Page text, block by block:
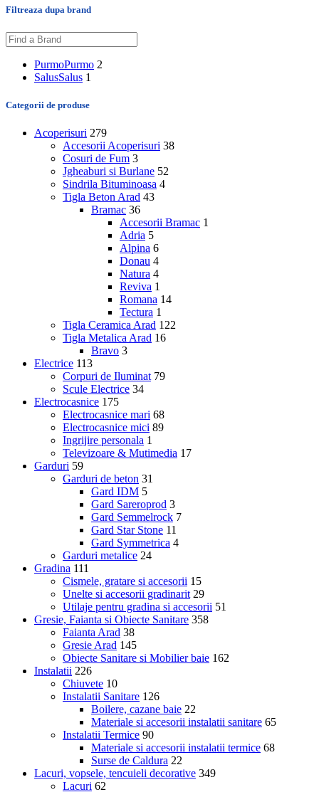
Filtreaza dupa brand
PurmoPurmo 2
SalusSalus 1
Categorii de produse
Acoperisuri 279
Accesorii Acoperisuri 38
Cosuri de Fum 3
Jgheaburi si Burlane 52
Sindrila Bituminoasa 4
Tigla Beton Arad 43
Bramac 36
Accesorii Bramac 1
Adria 5
Alpina 6
Donau 4
Natura 4
Reviva 1
Romana 14
Tectura 1
Tigla Ceramica Arad 122
Tigla Metalica Arad 16
Bravo 3
Electrice 113
Corpuri de Iluminat 79
Scule Electrice 34
Electrocasnice 175
Electrocasnice mari 68
Electrocasnice mici 89
Ingrijire personala 1
Televizoare & Mutimedia 17
Garduri 59
Garduri de beton 31
Gard IDM 5
Gard Sareroprod 3
Gard Semmelrock 7
Gard Star Stone 11
Gard Symmetrica 4
Garduri metalice 24
Gradina 111
Cismele, gratare si accesorii 15
Unelte si accesorii gradinarit 29
Utilaje pentru gradina si accesorii 51
Gresie, Faianta si Obiecte Sanitare 358
Faianta Arad 38
Gresie Arad 145
Obiecte Sanitare si Mobilier baie 162
Instalatii 226
Chiuvete 10
Instalatii Sanitare 126
Boilere, cazane baie 22
Materiale si accesorii instalatii sanitare 65
Instalatii Termice 90
Materiale si accesorii instalatii termice 68
Surse de Caldura 22
Lacuri, vopsele, tencuieli decorative 349
Lacuri 62